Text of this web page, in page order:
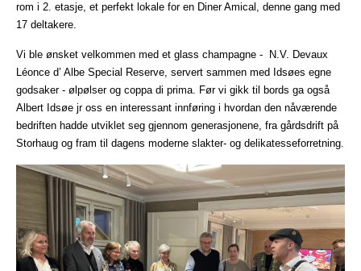
rom i 2. etasje, et perfekt lokale for en Diner Amical, denne gang med
17 deltakere.
Vi ble ønsket velkommen med et glass champagne - N.V. Devaux
Léonce d’ Albe Special Reserve, servert sammen med Idsøes egne
godsaker - ølpølser og coppa di prima. Før vi gikk til bords ga også
Albert Idsøe jr oss en interessant innføring i hvordan den nåværende
bedriften hadde utviklet seg gjennom generasjonene, fra gårdsdrift på
Storhaug og fram til dagens moderne slakter- og delikatesseforretning.